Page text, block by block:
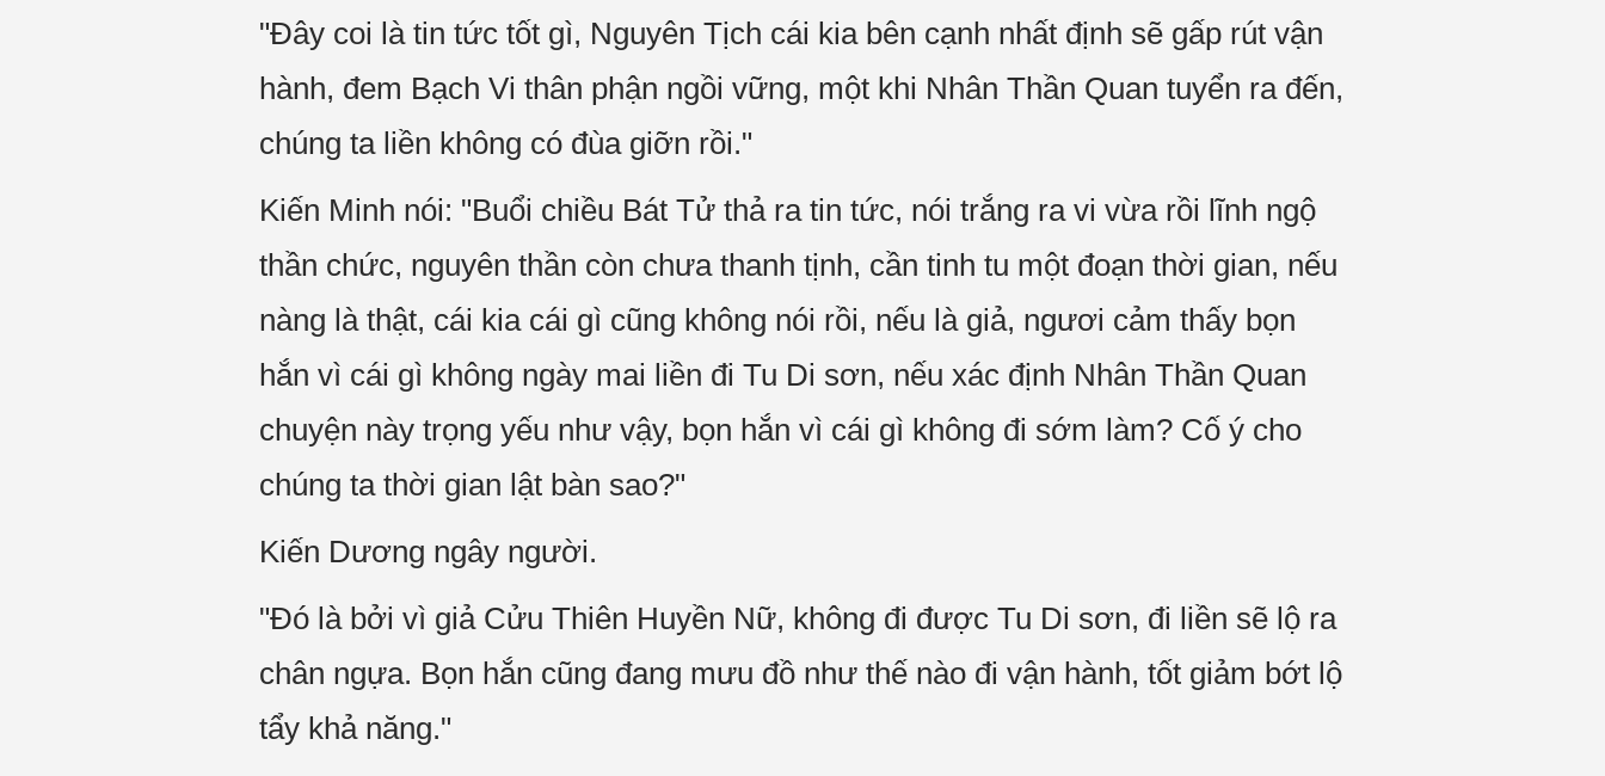
"Đây coi là tin tức tốt gì, Nguyên Tịch cái kia bên cạnh nhất định sẽ gấp rút vận
hành, đem Bạch Vi thân phận ngồi vững, một khi Nhân Thần Quan tuyển ra đến,
chúng ta liền không có đùa giỡn rồi."
Kiến Minh nói: "Buổi chiều Bát Tử thả ra tin tức, nói trắng ra vi vừa rồi lĩnh ngộ
thần chức, nguyên thần còn chưa thanh tịnh, cần tinh tu một đoạn thời gian, nếu
nàng là thật, cái kia cái gì cũng không nói rồi, nếu là giả, ngươi cảm thấy bọn
hắn vì cái gì không ngày mai liền đi Tu Di sơn, nếu xác định Nhân Thần Quan
chuyện này trọng yếu như vậy, bọn hắn vì cái gì không đi sớm làm? Cố ý cho
chúng ta thời gian lật bàn sao?"
Kiến Dương ngây người.
"Đó là bởi vì giả Cửu Thiên Huyền Nữ, không đi được Tu Di sơn, đi liền sẽ lộ ra
chân ngựa. Bọn hắn cũng đang mưu đồ như thế nào đi vận hành, tốt giảm bớt lộ
tẩy khả năng."